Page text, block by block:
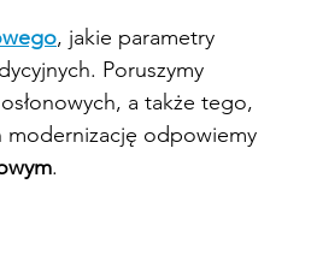
, jakie parametry
Poruszymy
a także tego,
modernizację odpowiemy
.